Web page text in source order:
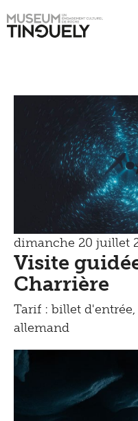
Hauptnavigation
toTinguely on the
Conférence
Newsletter
Inclusif
Kultur Inklusiv
Entendre
Documents de
dimanche 20 juillet
Visite
Charrière
Tarif : billet
allemand